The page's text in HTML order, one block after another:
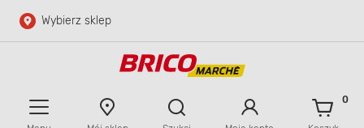
Przejdź do głównej zawartości
Wybierz sklep
0